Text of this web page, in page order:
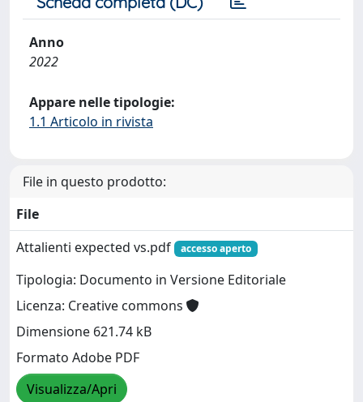
Anno
2022
Appare nelle tipologie:
1.1 Articolo in rivista
File in questo prodotto:
File
Attalienti expected vs.pdf
accesso aperto
Tipologia: Documento in Versione Editoriale
Licenza: Creative commons
Dimensione 621.74 kB
Formato Adobe PDF
Visualizza/Apri